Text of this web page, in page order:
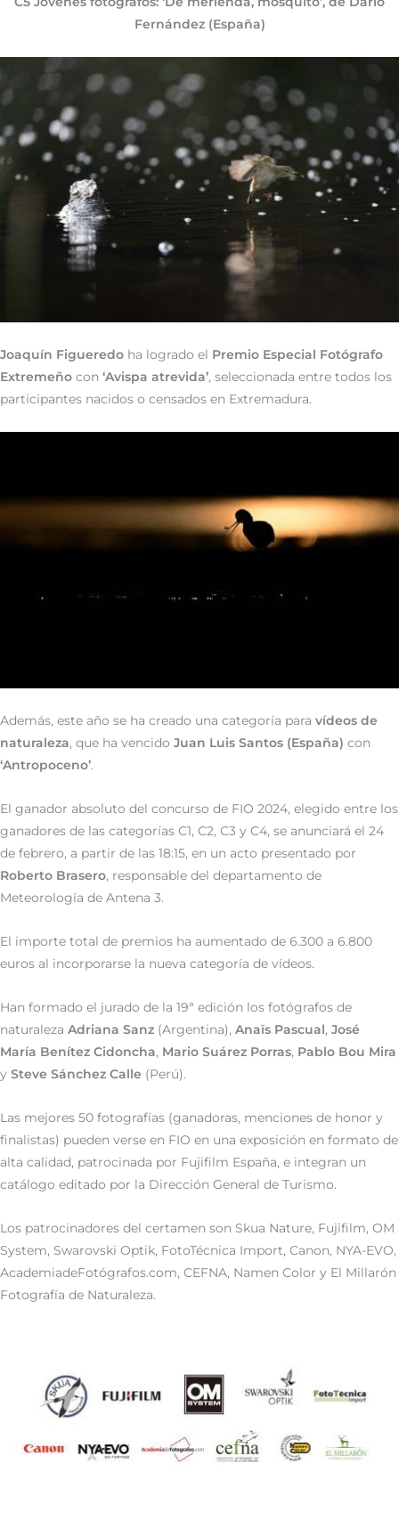
Fernández (España)
Joaquín Figueredo ha logrado el Premio Especial Fotógrafo
Extremeño con ‘Avispa atrevida’, seleccionada entre todos los
participantes nacidos o censados en Extremadura.
Además, este año se ha creado una categoría para vídeos de
naturaleza, que ha vencido Juan Luis Santos (España) con
‘Antropoceno’.
El ganador absoluto del concurso de FIO 2024, elegido entre los
ganadores de las categorías C1, C2, C3 y C4, se anunciará el 24
de febrero, a partir de las 18:15, en un acto presentado por
Roberto Brasero, responsable del departamento de
Meteorología de Antena 3.
El importe total de premios ha aumentado de 6.300 a 6.800
euros al incorporarse la nueva categoría de vídeos.
Han formado el jurado de la 19ª edición los fotógrafos de
naturaleza Adriana Sanz (Argentina), Anaïs Pascual, José
María Benítez Cidoncha, Mario Suárez Porras, Pablo Bou Mira
y Steve Sánchez Calle (Perú).
Las mejores 50 fotografías (ganadoras, menciones de honor y
finalistas) pueden verse en FIO en una exposición en formato de
alta calidad, patrocinada por Fujifilm España, e integran un
catálogo editado por la Dirección General de Turismo.
Los patrocinadores del certamen son Skua Nature, Fujifilm, OM
System, Swarovski Optik, FotoTécnica Import, Canon, NYA-EVO,
AcademiadeFotógrafos.com, CEFNA, Namen Color y El Millarón
Fotografía de Naturaleza.